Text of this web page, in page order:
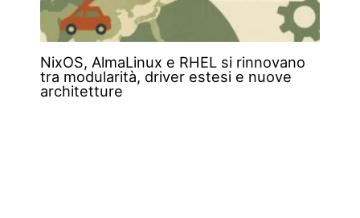
NixOS, AlmaLinux e RHEL si rinnovano
tra modularità, driver estesi e nuove
architetture